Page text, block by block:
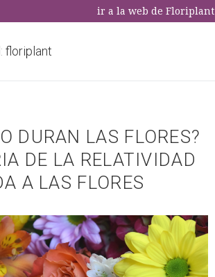
ir a la web de Floriplant
floriplant
DURAN LAS FLORES?
DE LA RELATIVIDAD
A LAS FLORES